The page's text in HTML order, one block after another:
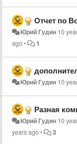
Отчет по
Юрий Гудин 10
ago• 1
дополнительная
Юрий Гудин 10
Разная комиссия с водителя
Юрий Гудин 10
years ago• 3